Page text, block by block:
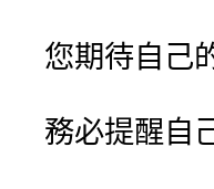
您期待自己
務必提醒自